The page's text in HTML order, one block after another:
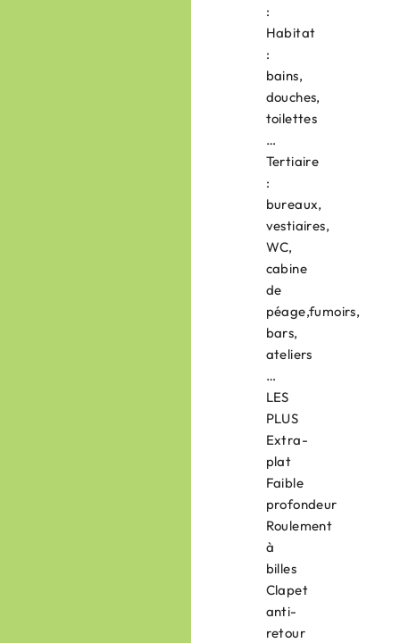
:
Habitat
:
bains,
douches,
toilettes
…
Tertiaire
:
bureaux,
vestiaires,
WC,
cabine
de
péage,fumoirs,
bars,
ateliers
…
LES
PLUS
Extra-
plat
Faible
profondeur
Roulement
à
billes
Clapet
anti-
retour